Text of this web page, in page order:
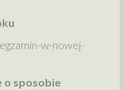
w-nowej-
o sposobie